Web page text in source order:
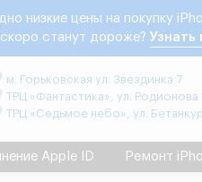
низкие цены на покупку
станут дороже? Узнать
м. Горьковская ул. Звездинка 7
ТРЦ «Фантастика», ул. Родионова
ТРЦ «Седьмое небо», ул.
Apple ID Ремонт